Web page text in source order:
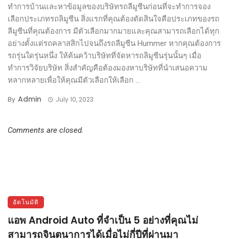
ทำการบ้านและหาข้อมูลของบริษัทรถลีมูซีนก่อนที่จะทำการจอง
เลือกประเภทรถลิมูซีน สิ่งแรกที่คุณต้องตัดสินใจคือประเภทของรถ
ลีมูซีนที่คุณต้องการ มีตัวเลือกมากมายและคุณสามารถเลือกได้ทุก
อย่างตั้งแต่รถคลาสสิกไปจนถึงรถลีมูซีน Hummer หากคุณต้องการ
รถรุ่นใดรุ่นหนึ่ง ให้ค้นคว้าบริษัทที่จัดหารถลิมูซีนรุ่นนั้นๆ เมื่อ
ทำการวิจัยบริษัท สิ่งสำคัญคือต้องมองหาบริษัทที่นำเสนอความ
หลากหลายเพื่อให้คุณมีตัวเลือกให้เลือก ...
By Admin July 10, 2023
Comments are closed.
อัตโนมัติ
แอพ Android Auto ที่จำเป็น 5 อย่างที่คุณไม่
สามารถจินตนาการได้เมื่อไม่กี่ปีที่ผ่านมา